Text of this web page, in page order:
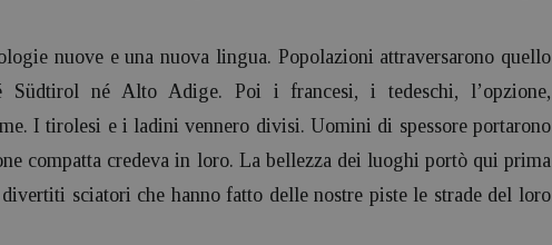
nuove e una nuova lingua. Popolazioni attraversarono quello
Südtirol né Alto Adige. Poi i francesi, i tedeschi, l’opzione,
I tirolesi e i ladini vennero divisi. Uomini di spessore portarono
compatta credeva in loro. La bellezza dei luoghi portò qui prima
sciatori che hanno fatto delle nostre piste le strade del loro